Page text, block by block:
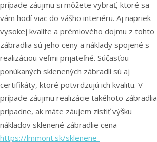
prípade záujmu si môžete vybrať, ktoré sa
vám hodí viac do vášho interiéru. Aj napriek
vysokej kvalite a prémiového dojmu z tohto
zábradlia sú jeho ceny a náklady spojené s
realizáciou veľmi prijateľné. Súčasťou
ponúkaných sklenených zábradlí sú aj
certifikáty, ktoré potvrdzujú ich kvalitu. V
prípade záujmu realizácie takéhoto zábradlia
prípadne, ak máte záujem zistiť výšku
nákladov sklenené zábradlie cena
https://lmmont.sk/sklenene-